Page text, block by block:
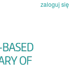
zaloguj się